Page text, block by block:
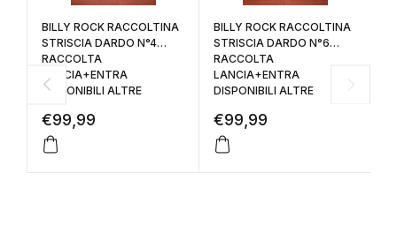
BILLY ROCK RACCOLTINA
STRISCIA DARDO N°4
RACCOLTA
LANCIA+ENTRA
DISPONIBILI ALTRE
€99,99
BILLY ROCK RACCOLTINA
STRISCIA DARDO N°6
RACCOLTA
LANCIA+ENTRA
DISPONIBILI ALTRE
€99,99